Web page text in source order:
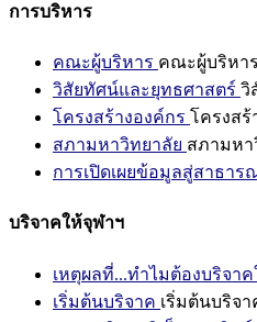
การบริหาร
คณะผู้บริหาร คณะผู้บริหาร
วิสัยทัศน์และยุทธศาสตร์ วิ
โครงสร้างองค์กร โครงสร้
สภามหาวิทยาลัย สภามหา
การเปิดเผยข้อมูลสู่สาธาร
บริจาคให้จุฬาฯ
เหตุผลที่...ทำไมต้องบริจา
เริ่มต้นบริจาค เริ่มต้นบริจา